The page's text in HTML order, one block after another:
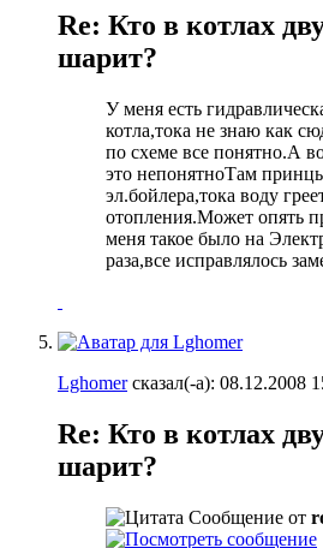
Re: Кто в котлах
шарит?
У меня есть
котла,тока не знаю как
по схеме все понятно.А
это непонятноТам
эл.бойлера,тока воду
отопления.Может опять
меня такое было на
раза,все исправлялось
Lghomerсказал(-а): 08.12.2008
Re: Кто в котлах
шарит?
Сообщение от